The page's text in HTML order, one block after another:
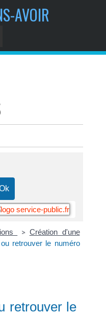
AVOIR
> Création d'une
retrouver le numéro
retrouver le